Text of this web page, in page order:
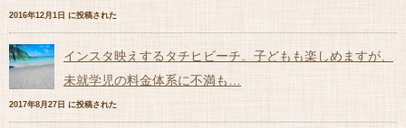
2016年12月1日 に投稿された
インスタ映えするタチヒビーチ。子どもも楽しめますが、
未就学児の料金体系に不満も…
2017年8月27日 に投稿された